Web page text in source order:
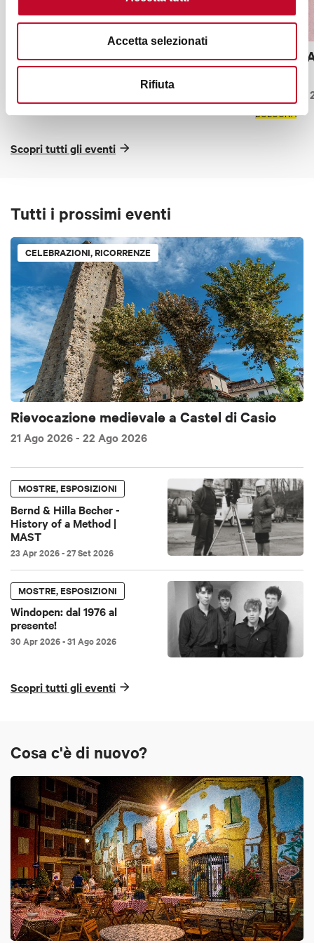
Accetta selezionati
Rifiuta
Pittori di Cinema - 2026
- 19 Dicembre 2026
Aemilia
città
04
BOLOGNA
Scopri tutti gli eventi
Tutti i prossimi eventi
CELEBRAZIONI, RICORRENZE
Rievocazione medievale a Castel di Casio
21 Ago 2026- 22 Ago 2026
MOSTRE, ESPOSIZIONI
Bernd & Hilla Becher -
History of a Method |
MAST
23 Apr 2026- 27 Set 2026
MOSTRE, ESPOSIZIONI
Windopen: dal 1976 al
presente!
30 Apr 2026- 31 Ago 2026
Scopri tutti gli eventi
Cosa c'è di nuovo?